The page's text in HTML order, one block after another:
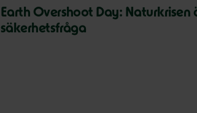
Earth Overshoot Day: Naturkrisen
säkerhetsfråga